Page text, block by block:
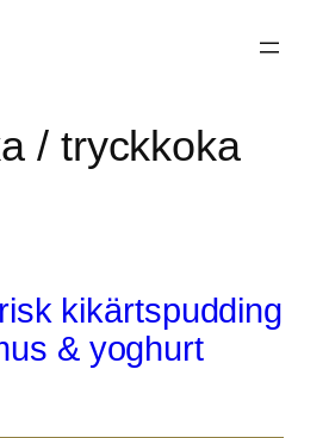
/ tryckkoka
kikärtspudding
& yoghurt